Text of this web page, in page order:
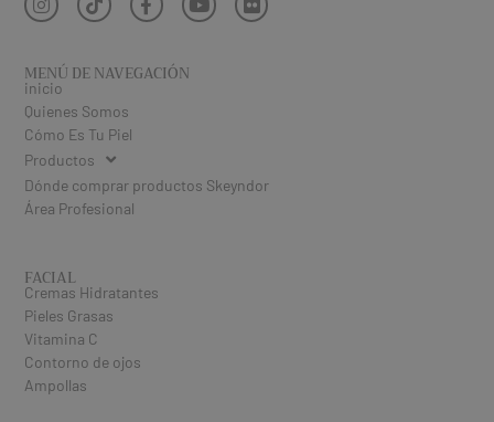
MENÚ DE NAVEGACIÓN
inicio
Quienes Somos
Cómo Es Tu Piel
Productos
Dónde comprar productos Skeyndor
Área Profesional
FACIAL
Cremas Hidratantes
Pieles Grasas
Vitamina C
Contorno de ojos
Ampollas